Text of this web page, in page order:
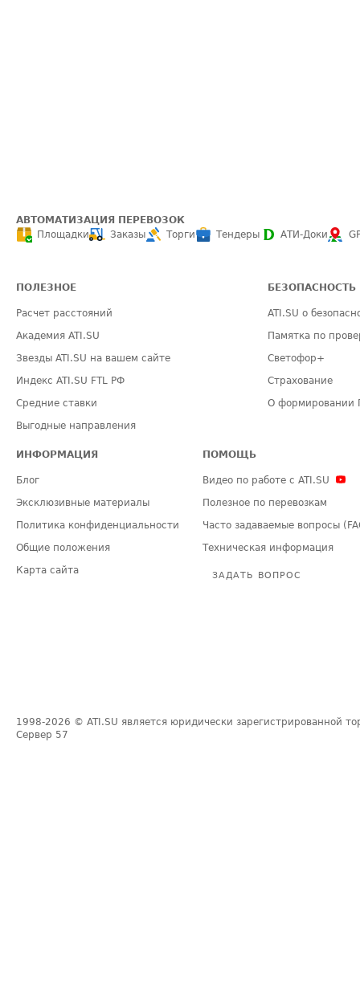
АВТОМАТИЗАЦИЯ ПЕРЕВОЗОК
Площадки
Заказы Торги Тендеры АТИ-Доки
ПОЛЕЗНОЕ
Расчет расстояний
Академия ATI.SU
Звезды ATI.SU на вашем сайте
Индекс ATI.SU FTL РФ
Средние ставки
Выгодные направления
БЕЗОПАСНОСТЬ
ATI.SU о
Памятка по
Светофор+
Страхование
О формировании
ИНФОРМАЦИЯ
Блог
Эксклюзивные материалы
Политика конфиденциальности
Общие положения
Карта сайта
ПОМОЩЬ
Видео по работе с ATI.SU
Полезное по перевозкам
Часто задаваемые вопросы
Техническая информация
ЗАДАТЬ ВОПРОС
1998-2026 © ATI.SU является юридически зарегистрированной
Сервер 57